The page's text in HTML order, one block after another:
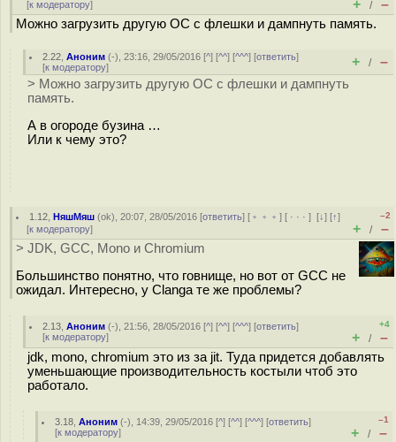
[к модератору] + / –
Можно загрузить другую ОС с флешки и дампнуть память.
2.22 ,Аноним (-), 23:16, 29/05/2016 [^] [^^] [^^^] [ответить]
[к модератору] + / –
> Можно загрузить другую ОС с флешки и дампнуть
память.
А в огороде бузина …
Или к чему это?
1.12 ,НяшМяш (ok), 20:07, 28/05/2016 [ответить] [ ﹢﹢﹢] [ · · ·][↓] [↑]
[к модератору]
–2
+ / –
> JDK, GCC, Mono и Chromium
Большинство понятно, что говнище, но вот от GCC не
ожидал. Интересно, у Clanga те же проблемы?
2.13 ,Аноним (-), 21:56, 28/05/2016 [^] [^^] [^^^] [ответить]
[к модератору]
+4
+ / –
jdk, mono, chromium это из за jit. Туда придется добавлять
уменьшающие производительность костыли чтоб это
работало.
3.18 ,Аноним (-), 14:39, 29/05/2016 [^] [^^] [^^^] [ответить]
[к модератору]
–1
+ / –